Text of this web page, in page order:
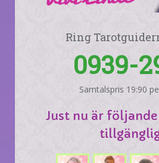
Ring
0939-
Samtalspris 19:90
Just nu är